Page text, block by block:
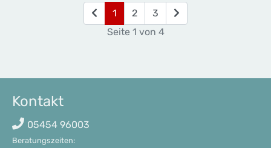
1 (current)
2
3
Seite 1 von 4
Kontakt
05454 96003
Beratungszeiten: